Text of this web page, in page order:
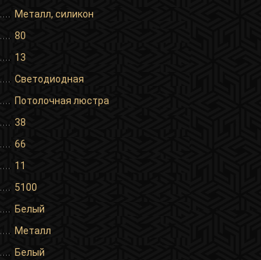
Металл, силикон
80
13
Светодиодная
Потолочная люстра
38
66
11
5100
Белый
Металл
Белый